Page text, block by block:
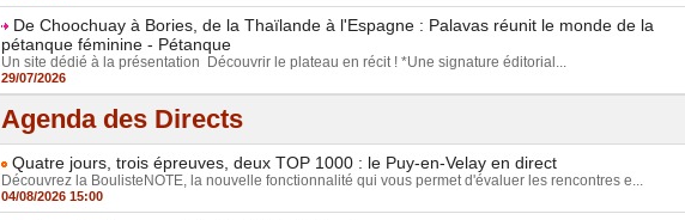
De Choochuay à Bories, de la Thaïlande à l'Espagne : Palavas réunit le monde de la
pétanque féminine - Pétanque
Un site dédié à la présentation Découvrir le plateau en récit ! *Une signature éditorial...
29/07/2026
Agenda des Directs
Quatre jours, trois épreuves, deux TOP 1000 : le Puy-en-Velay en direct
Découvrez la BoulisteNOTE, la nouvelle fonctionnalité qui vous permet d'évaluer les rencontres e...
04/08/2026 15:00